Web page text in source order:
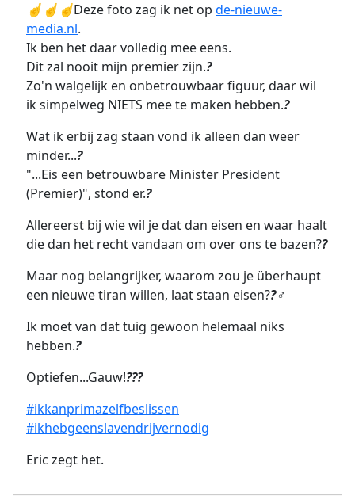
☝️ ☝️ ☝️Deze foto zag ik net op de-nieuwe-
media.nl.
Ik ben het daar volledig mee eens.
Dit zal nooit mijn premier zijn.?
Zo'n walgelijk en onbetrouwbaar figuur, daar wil
ik simpelweg NIETS mee te maken hebben.?
Wat ik erbij zag staan vond ik alleen dan weer
minder...?
"...Eis een betrouwbare Minister President
(Premier)", stond er.?
Allereerst bij wie wil je dat dan eisen en waar haalt
die dan het recht vandaan om over ons te bazen??
Maar nog belangrijker, waarom zou je überhaupt
een nieuwe tiran willen, laat staan eisen??‍♂️
Ik moet van dat tuig gewoon helemaal niks
hebben.?
Optiefen...Gauw!???
#ikkanprimazelfbeslissen
#ikhebgeenslavendrijvernodig
Eric zegt het.